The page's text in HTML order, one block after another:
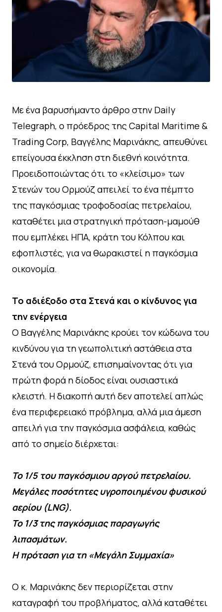
Με ένα βαρυσήμαντο άρθρο στην Daily
Telegraph, ο πρόεδρος της Capital Maritime &
Trading Corp, Βαγγέλης Μαρινάκης, απευθύνει
επείγουσα έκκληση στη διεθνή κοινότητα.
Προειδοποιώντας ότι το «κλείσιμο» των
Στενών του Ορμούζ απειλεί το ένα πέμπτο
της παγκόσμιας τροφοδοσίας πετρελαίου,
καταθέτει μια στρατηγική πρόταση-μαμούθ
που εμπλέκει ΗΠΑ, κράτη του Κόλπου και
εφοπλιστές, για να θωρακιστεί η παγκόσμια
οικονομία.
Το αδιέξοδο στα Στενά και ο κίνδυνος για
την ενέργεια
Ο Βαγγέλης Μαρινάκης κρούει τον κώδωνα του
κινδύνου για τη γεωπολιτική αστάθεια στα
Στενά του Ορμούζ, επισημαίνοντας ότι για
πρώτη φορά η δίοδος είναι ουσιαστικά
κλειστή. Η διακοπή αυτή δεν αποτελεί απλώς
ένα περιφερειακό πρόβλημα, αλλά μια άμεση
απειλή για την παγκόσμια ασφάλεια, καθώς
από το σημείο διέρχεται:
Το 1/5 του παγκόσμιου αργού πετρελαίου.
Μεγάλες ποσότητες υγροποιημένου φυσικού
αερίου (LNG).
Το 1/3 της παγκόσμιας παραγωγής
λιπασμάτων.
Η πρόταση για τη «Μεγάλη Συμμαχία»
Ο κ. Μαρινάκης δεν περιορίζεται στην
καταγραφή του προβλήματος, αλλά καταθέτει